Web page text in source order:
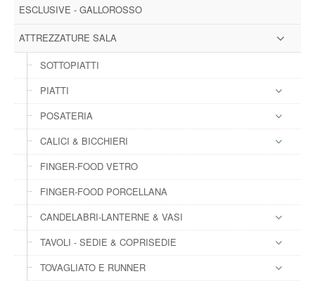
CONTATTI
FAQs
REGISTRATI
ESCLUSIVE - GALLOROSSO
ATTREZZATURE SALA
SOTTOPIATTI
PIATTI
POSATERIA
CALICI & BICCHIERI
FINGER-FOOD VETRO
FINGER-FOOD PORCELLANA
CANDELABRI-LANTERNE & VASI
TAVOLI - SEDIE & COPRISEDIE
TOVAGLIATO E RUNNER